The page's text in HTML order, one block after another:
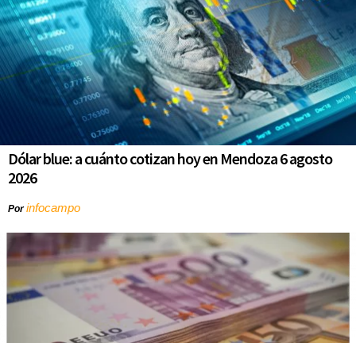
Dólar blue: a cuánto cotizan hoy en Mendoza 6 agosto
2026
Porinfocampo